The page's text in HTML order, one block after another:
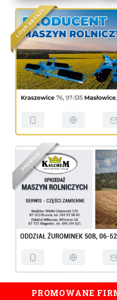
LI
DER
BRANŻ
Y
PREM
I
UM
PROMOWANE